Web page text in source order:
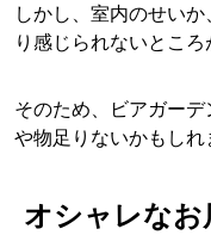
しかし、室内のせい
り感じられないところ
そのため、ビアガー
や物足りないかもしれ
オシャレな